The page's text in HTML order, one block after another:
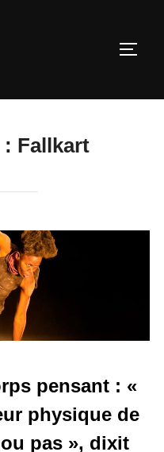
: Fallkart
pensant : «
physique de
pas », dixit